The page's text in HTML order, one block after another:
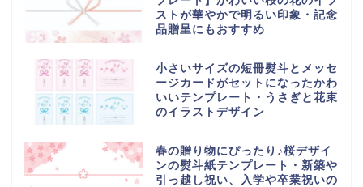
ストが華やかで明るい印象・記念
品贈呈にもおすすめ
小さいサイズの短冊熨斗とメッセ
ージカードがセットになったかわ
いいテンプレート・うさぎと花束
のイラストデザイン
春の贈り物にぴったり♪桜デザイ
ンの熨斗紙テンプレート・新築や
引っ越し祝い、入学や卒業祝いの